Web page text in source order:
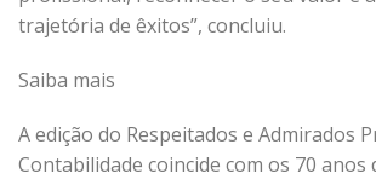
trajetória de êxitos”, concluiu.
Saiba mais
A edição do Respeitados e Admirados
Contabilidade coincide com os 70 anos